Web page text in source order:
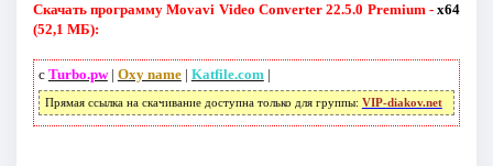
Скачать программу Movavi Video Converter 22.5.0 Premium -x64
(52,1 МБ):
с Turbo.pw| Oxy name| Katfile.com|
Прямая ссылка на скачивание доступна только для группы: VIP-diakov.net